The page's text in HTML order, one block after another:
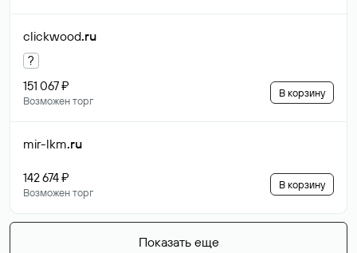
clickwood.ru
?
151 067 ₽
Возможен торг
В корзину
mir-lkm.ru
142 674 ₽
Возможен торг
В корзину
Показать еще